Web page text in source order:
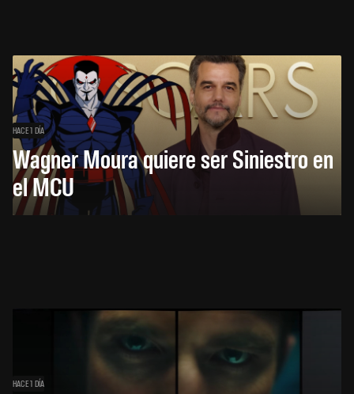
HACE 1 DÍA
Wagner Moura quiere ser Siniestro en
el MCU
HACE 1 DÍA